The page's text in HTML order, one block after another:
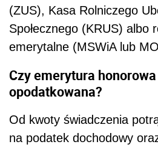
(ZUS), Kasa Rolniczego
Społecznego (KRUS) albo
emerytalne (MSWiA lub
Czy emerytura
opodatkowana?
Od kwoty świadczenia
na podatek dochodowy